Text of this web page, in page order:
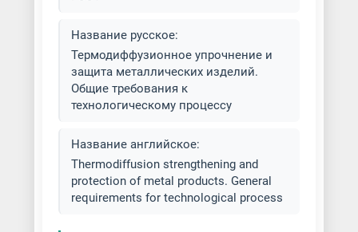
Никелирование металла
Нитроцементация металла
Пассивирование металла
Платинирование металла
Название русское:
Термодиффузионное упрочнение и
защита металлических изделий.
Общие требования к
технологическому процессу
Название английское:
Thermodiffusion strengthening and
protection of metal products. General
requirements for technological process